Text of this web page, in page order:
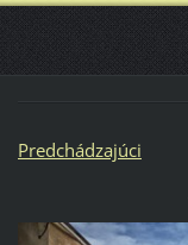
Predchádzajúci